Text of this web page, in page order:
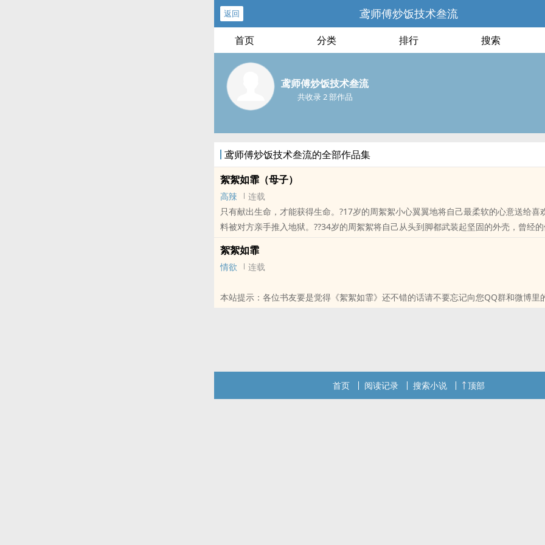
返回 鸢师傅炒饭技术叁流
首页 分类 排行 搜索
鸢师傅炒饭技术叁流
共收录 2 部作品
鸢师傅炒饭技术叁流的全部作品集
絮絮如霏（母子）
高辣
连载
只有献出生命，才能获得生命。?17岁的周絮絮小心翼翼地将自己最柔软的心意送给喜
料被对方亲手推入地狱。??34岁的周絮絮将自己从头到脚都武装起坚固的外壳，曾经的
去不了有太阳的明天了。”?———雷点密集，不吃慎入———亲生母子，女主未成年先
儿童缺失母爱，年龄差17岁（周
友推荐哦！
絮絮如霏
情欲 连载
本站提示：各位书友要是觉得《絮絮如霏》还不错的话请不要忘记向您QQ群和微博里
首页 阅读记录 搜索小说 顶部